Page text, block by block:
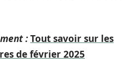
:Tout savoir sur les
de février 2025